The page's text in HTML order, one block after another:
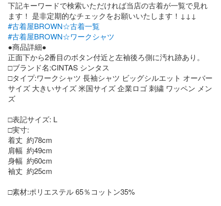
下記キーワードで検索いただければ当店の古着が一覧で見れ
#古着屋BROWN☆古着一覧
#古着屋BROWN☆ワークシャツ
●商品詳細●
正面下から2番目のボタン付近と左袖後ろ側に汚れ跡あり。
□ブランド名:CINTAS シンタス
□タイプ:ワークシャツ 長袖シャツ ビッグシルエット オーバー
サイズ 大きいサイズ 米国サイズ 企業ロゴ 刺繍 ワッペン メン
ズ
□表記サイズ: L
□実寸:
着丈  約78cm
肩幅  約49cm
身幅  約60cm
袖丈  約25cm
□素材:ポリエステル 65％コットン35%